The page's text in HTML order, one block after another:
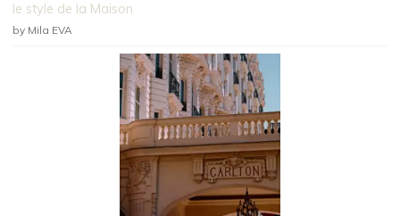
le style de la Maison
by Mila EVA